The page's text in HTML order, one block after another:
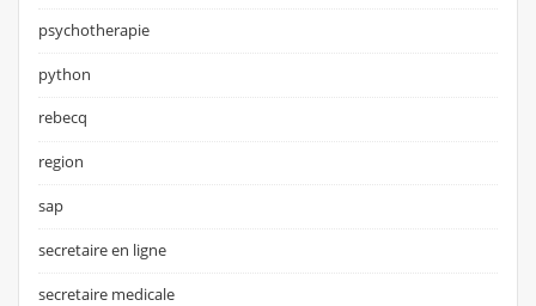
psychotherapie
python
rebecq
region
sap
secretaire en ligne
secretaire medicale